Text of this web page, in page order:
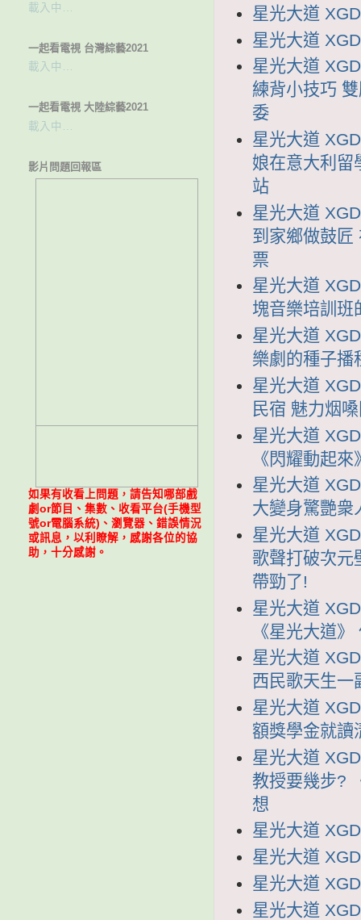
星光大道
星光大道
星光大道
練背小技巧
委
星光大道
娘在意大利留
站
星光大道
到家鄉做鼓匠
票
星光大道
塊音樂培訓班
星光大道
樂劇的種子播
星光大道
民宿 魅力烟
星光大道
《閃耀動起
星光大道
大變身驚艷衆
星光大道
歌聲打破次元
帶勁了!
星光大道
《星光大道
星光大道
西民歌天生一
星光大道
額獎學金就讀
星光大道
教授要幾步?
想
星光大道
星光大道
星光大道
星光大道
載入中…
一起看電視 台灣綜藝2021
載入中…
一起看電視 大陸綜藝2021
載入中…
影片問題回報區
如果有收看上問題，請告知哪部戲
劇or節目、集數、收看平台(手機型
號or電腦系統)、瀏覽器、錯誤情況
或訊息，以利瞭解，感謝各位的協
助，十分感謝。